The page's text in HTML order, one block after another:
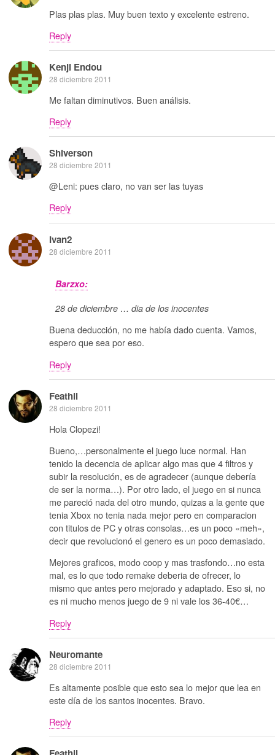
Plas plas plas. Muy buen texto y excelente estreno.
Reply
Kenji Endou
28 diciembre 2011
Me faltan diminutivos. Buen análisis.
Reply
Shiverson
28 diciembre 2011
@Leni: pues claro, no van ser las tuyas
Reply
Ivan2
28 diciembre 2011
Barzxo:
28 de diciembre … dia de los inocentes
Buena deducción, no me había dado cuenta. Vamos,
espero que sea por eso.
Reply
Feathil
28 diciembre 2011
Hola Clopezi!
Bueno,…personalmente el juego luce normal. Han
tenido la decencia de aplicar algo mas que 4 filtros y
subir la resolución, es de agradecer (aunque debería
de ser la norma…). Por otro lado, el juego en si nunca
me pareció nada del otro mundo, quizas a la gente que
tenia Xbox no tenia nada mejor pero en comparacion
con titulos de PC y otras consolas…es un poco «meh»,
decir que revolucionó el genero es un poco demasiado.
Mejores graficos, modo coop y mas trasfondo…no esta
mal, es lo que todo remake deberia de ofrecer, lo
mismo que antes pero mejorado y adaptado. Eso si, no
es ni mucho menos juego de 9 ni vale los 36-40€…
Reply
Neuromante
28 diciembre 2011
Es altamente posible que esto sea lo mejor que lea en
este día de los santos inocentes. Bravo.
Reply